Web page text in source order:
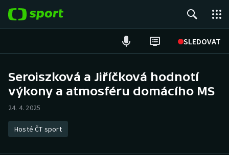
SLEDOVAT
Hokej
Atletika
Seroiszková a Jiříčková hodnotí
výkony a atmosféru domácího MS
24. 4. 2025
Hosté ČT sport